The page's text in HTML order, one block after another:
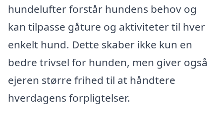
hundelufter forstår hundens behov og
kan tilpasse gåture og aktiviteter til hver
enkelt hund. Dette skaber ikke kun en
bedre trivsel for hunden, men giver også
ejeren større frihed til at håndtere
hverdagens forpligtelser.